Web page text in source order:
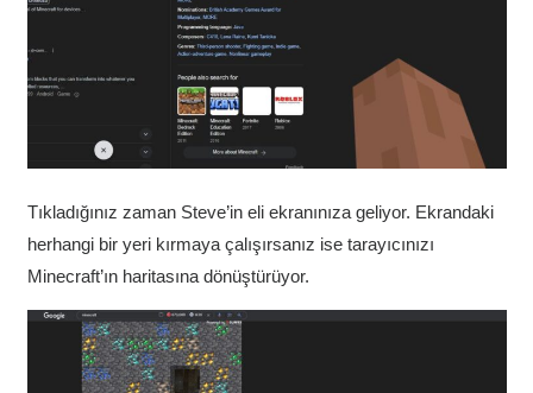
Tıkladığınız zaman Steve’in eli ekranınıza geliyor. Ekrandaki
herhangi bir yeri kırmaya çalışırsanız ise tarayıcınızı
Minecraft’ın haritasına dönüştürüyor.